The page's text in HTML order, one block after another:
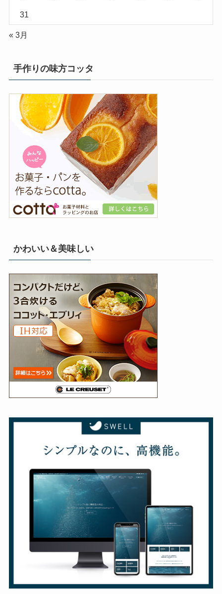
31
« 3月
手作りの味方コッタ
かわいい＆美味しい